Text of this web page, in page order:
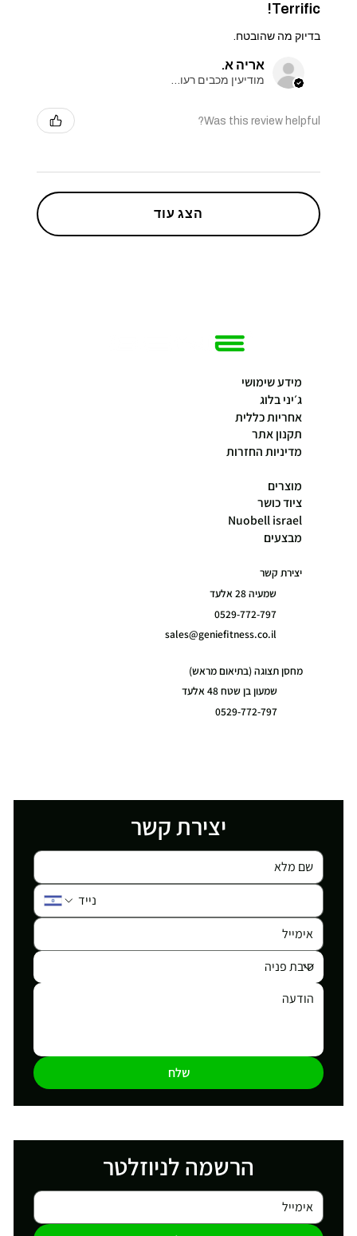
Terrific!
בדיוק מה שהובטח.
אריה א.
מודיעין מכבים רעות, Israel
Was this review helpful?
הצג עוד
מידע שימושי
ג׳יני בלוג
אחריות כללית
תקנון אתר
מדיניות החזרות
מוצרים
ציוד כושר
Nuobell israel
מבצעים
יצירת קשר
שמעיה 28 אלעד
0529-772-797
sales@geniefitness.co.il
מחסן תצוגה (בתיאום מראש)
שמעון בן שטח 48 אלעד
0529-772-797
יצירת קשר
שלח
הרשמה לניוזלטר